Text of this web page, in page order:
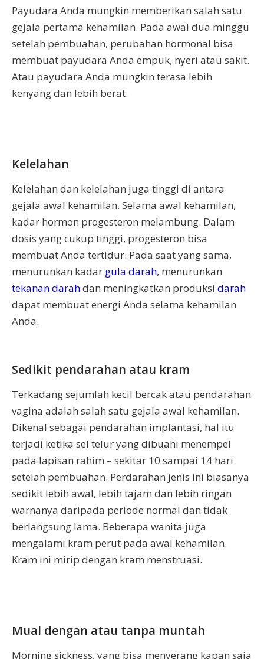
Payudara Anda mungkin memberikan salah satu
gejala pertama kehamilan. Pada awal dua minggu
setelah pembuahan, perubahan hormonal bisa
membuat payudara Anda empuk, nyeri atau sakit.
Atau payudara Anda mungkin terasa lebih
kenyang dan lebih berat.
Kelelahan
Kelelahan dan kelelahan juga tinggi di antara
gejala awal kehamilan. Selama awal kehamilan,
kadar hormon progesteron melambung. Dalam
dosis yang cukup tinggi, progesteron bisa
membuat Anda tertidur. Pada saat yang sama,
menurunkan kadar gula darah, menurunkan
tekanan darahdan meningkatkan produksi darah
dapat membuat energi Anda selama kehamilan
Anda.
Sedikit pendarahan atau kram
Terkadang sejumlah kecil bercak atau pendarahan
vagina adalah salah satu gejala awal kehamilan.
Dikenal sebagai pendarahan implantasi, hal itu
terjadi ketika sel telur yang dibuahi menempel
pada lapisan rahim – sekitar 10 sampai 14 hari
setelah pembuahan. Perdarahan jenis ini biasanya
sedikit lebih awal, lebih tajam dan lebih ringan
warnanya daripada periode normal dan tidak
berlangsung lama. Beberapa wanita juga
mengalami kram perut pada awal kehamilan.
Kram ini mirip dengan kram menstruasi.
Mual dengan atau tanpa muntah
Morning sickness, yang bisa menyerang kapan saja